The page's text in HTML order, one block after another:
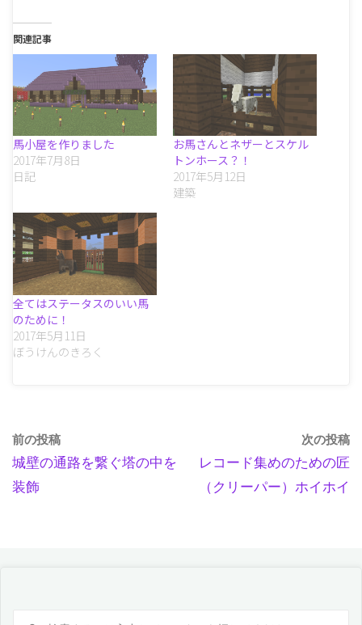
関連記事
馬小屋を作りました
2017年7月8日
日記
お馬さんとネザーとスケル
トンホース？！
2017年5月12日
建築
全てはステータスのいい馬
のために！
2017年5月11日
ぼうけんのきろく
前の投稿
城壁の通路を繋ぐ塔の中を
装飾
次の投稿
レコード集めのための匠
（クリーパー）ホイホイ